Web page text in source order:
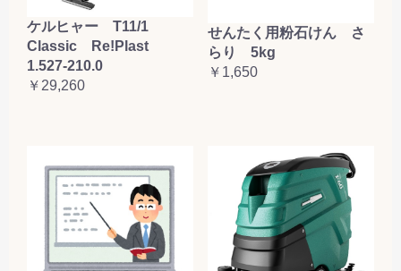
ケルヒャー T11/1
Classic Re!Plast
1.527-210.0
￥29,260
せんたく用粉石けん さ
らり 5kg
￥1,650